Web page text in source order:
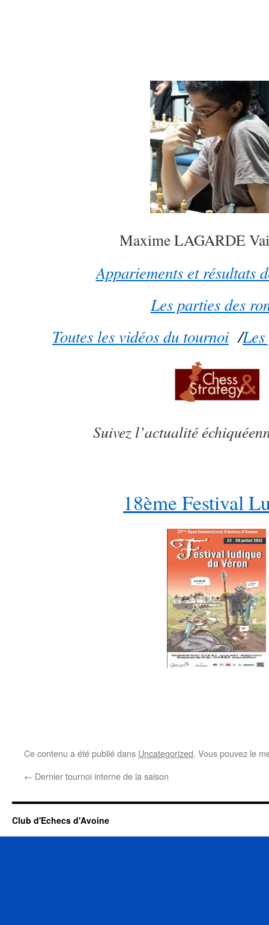
Maxime LAGARDE
Appariements et résultats
Les parties des
Toutes les vidéos du tournoi/
Suivez l’actualité
18ème Festival
Ce contenu a été publié dans Uncategorized. Vous pouvez le
← Dernier tournoi interne de la saison
Club d'Echecs d'Avoine